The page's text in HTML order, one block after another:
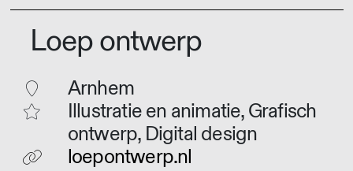
Loep ontwerp
Arnhem
Illustratie en animatie, Grafisch
ontwerp, Digital design
loepontwerp.nl